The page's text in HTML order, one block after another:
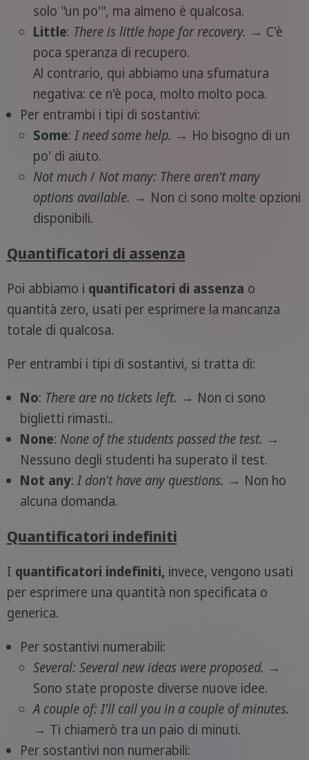
solo "un po'", ma almeno è qualcosa.
Little: There is little hope for recovery. → C'è
poca speranza di recupero.
Al contrario, qui abbiamo una sfumatura
negativa: ce n'è poca, molto molto poca.
Per entrambi i tipi di sostantivi:
Some: I need some help. → Ho bisogno di un
po' di aiuto.
Not much/ Not many: There aren't many
options available. → Non ci sono molte opzioni
disponibili.
Quantificatori di assenza
Poi abbiamo i quantificatori di assenza o
quantità zero, usati per esprimere la mancanza
totale di qualcosa.
Per entrambi i tipi di sostantivi, si tratta di:
No: There are no tickets left. → Non ci sono
biglietti rimasti..
None: None of the students passed the test. →
Nessuno degli studenti ha superato il test.
Not any: I don't have any questions. → Non ho
alcuna domanda.
Quantificatori indefiniti
I quantificatori indefiniti, invece, vengono usati
per esprimere una quantità non specificata o
generica.
Per sostantivi numerabili:
Several: Several new ideas were proposed. →
Sono state proposte diverse nuove idee.
A couple of: I'll call you in a couple of minutes.
→ Ti chiamerò tra un paio di minuti.
Per sostantivi non numerabili: